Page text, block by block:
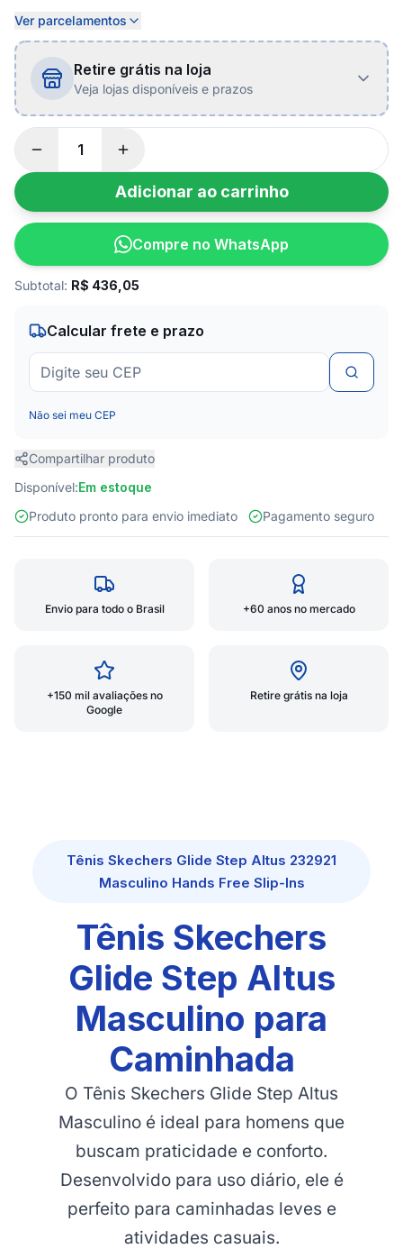
Ver parcelamentos
Retire grátis na loja
Veja lojas disponíveis e prazos
Adicionar ao carrinho
Compre no WhatsApp
Subtotal: R$ 436,05
Calcular frete e prazo
Não sei meu CEP
Compartilhar produto
Disponível:Em estoque
Produto pronto para envio imediato
Pagamento seguro
Envio para todo o Brasil +60 anos no mercado
+150 mil avaliações no
Google
Retire grátis na loja
Tênis Skechers Glide Step Altus 232921
Masculino Hands Free Slip-Ins
Tênis Skechers
Glide Step Altus
Masculino para
Caminhada
O Tênis Skechers Glide Step Altus
Masculino é ideal para homens que
buscam praticidade e conforto.
Desenvolvido para uso diário, ele é
perfeito para caminhadas leves e
atividades casuais.